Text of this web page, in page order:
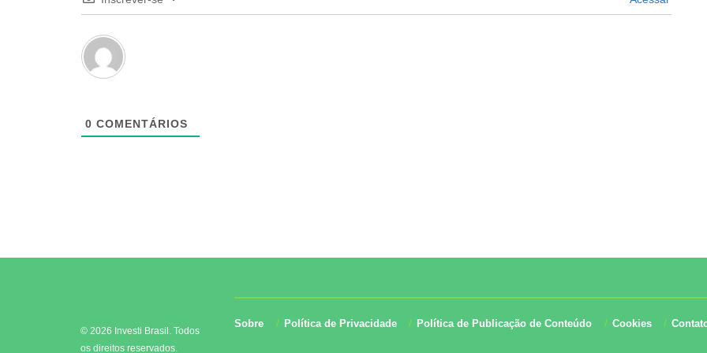
0 COMENTÁRIOS
© 2026 Investi Brasil. Todos
os direitos reservados.
Sobre Política de Privacidade Política de Publicação de Conteúdo Cookies